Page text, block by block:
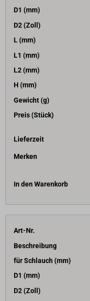
D1 (mm)
D2 (Zoll)
L (mm)
L1 (mm)
L2 (mm)
H (mm)
Gewicht (g)
Preis (Stück)
Lieferzeit
Merken
In den Warenkorb
Art-Nr.
Beschreibung
für Schlauch (mm)
D1 (mm)
D2 (Zoll)